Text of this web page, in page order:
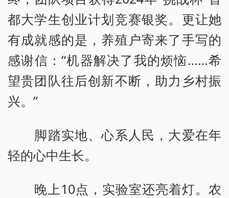
都大学生创业计划竞赛银奖。更让她
有成就感的是，养殖户寄来了手写的
感谢信：“机器解决了我的烦恼……希
望贵团队往后创新不断，助力乡村振
兴。”
脚踏实地、心系人民，大爱在年
轻的心中生长。
晚上10点，实验室还亮着灯。农